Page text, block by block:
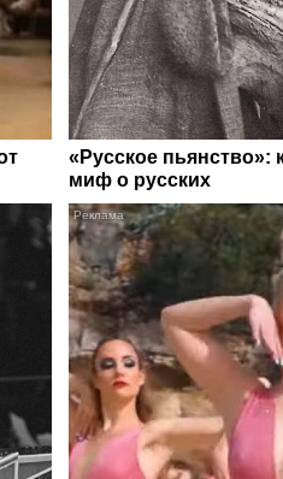
«Русское пьянство»:
миф о русских